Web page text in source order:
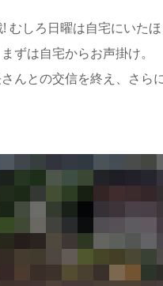
むしろ日曜は自宅にいた
ずは自宅からお声掛け。
んとの交信を終え、さら